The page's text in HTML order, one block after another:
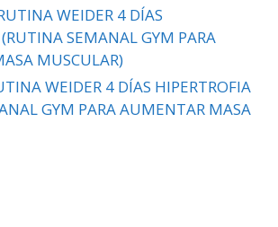
WEIDER 4 DÍAS
SEMANAL GYM PARA
MUSCULAR)
WEIDER 4 DÍAS HIPERTROFIA
GYM PARA AUMENTAR MASA